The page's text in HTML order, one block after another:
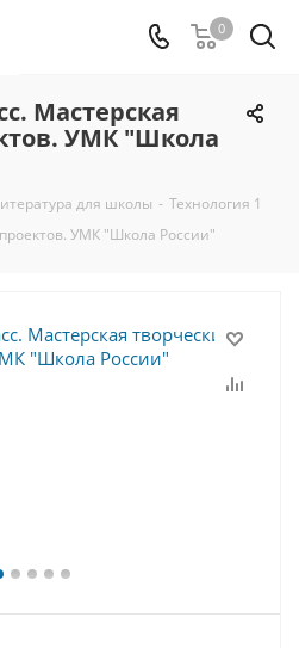
0
Мастерская
УМК "Школа
для школы - Технология 1
УМК "Школа России"